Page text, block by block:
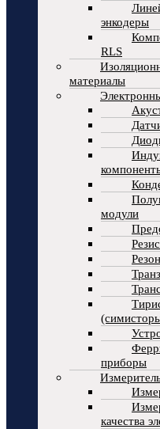
энкодеры
RLS
материалы
модули
приборы
качества